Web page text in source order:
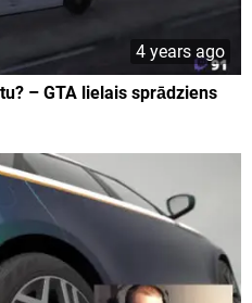
4 years ago
– GTA lielais sprādziens